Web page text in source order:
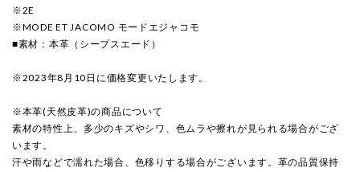
※2E
※MODE ET JACOMO モードエジャコモ
■素材：本革（シープスエード）
※2023年8月10日に価格変更いたします。
※本革(天然皮革)の商品について
素材の特性上、多少のキズやシワ、色ムラや擦れが見られる場合がござ
います。
汗や雨などで濡れた場合、色移りする場合がございます。革の品質保持